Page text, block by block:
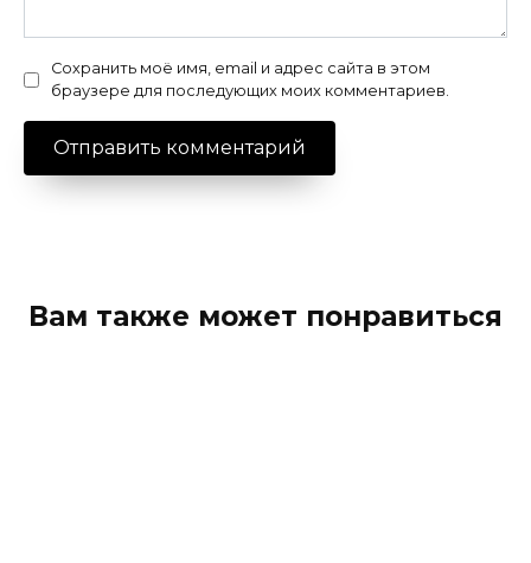
Сохранить моё имя, email и адрес сайта в этом
браузере для последующих моих комментариев.
Вам также может понравиться